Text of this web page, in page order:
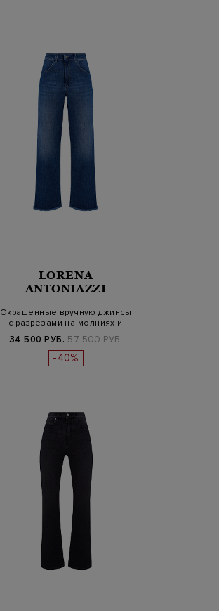
LORENA
ANTONIAZZI
Окрашенные вручную джинсы
с разрезами на молниях и
бах…
34 500 РУБ. 57 500 РУБ.
-40%